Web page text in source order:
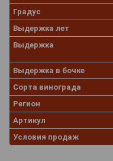
Градус
Выдержка лет
Выдержка
Выдержка в бочке
Сорта винограда
Регион
Артикул
Условия продаж